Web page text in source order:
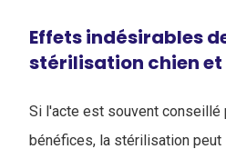
Effets indésirables
stérilisation chien
Si l'acte est souvent conseillé
bénéfices, la stérilisation